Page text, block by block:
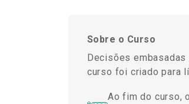
Sobre o Curso
Decisões
curso foi criado para
Ao fim do curso,